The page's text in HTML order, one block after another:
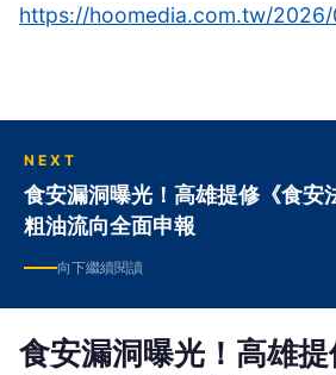
https://hoomedia.com.tw/
NEXT
食安漏洞曝光！高雄提修《食安
粗油流向全面申報
向下繼續閱讀
食安漏洞曝光！高雄